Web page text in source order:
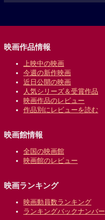
映画作品情報
上映中の映画
今週の新作映画
近日公開の映画
人気シリーズ＆受賞作品
映画作品のレビュー
作品別にレビューを読む
映画館情報
全国の映画館
映画館のレビュー
映画ランキング
映画動員数ランキング
ランキングバックナンバー